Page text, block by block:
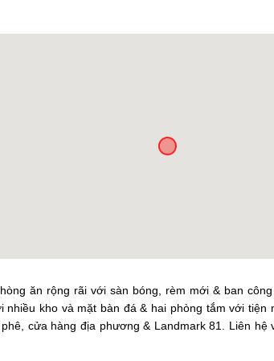
ăn rộng rãi với sàn bóng, rèm mới & ban
nhiều kho và mặt bàn đá & hai phòng tắm với tiện
cửa hàng địa phương & Landmark 81. Liên hệ